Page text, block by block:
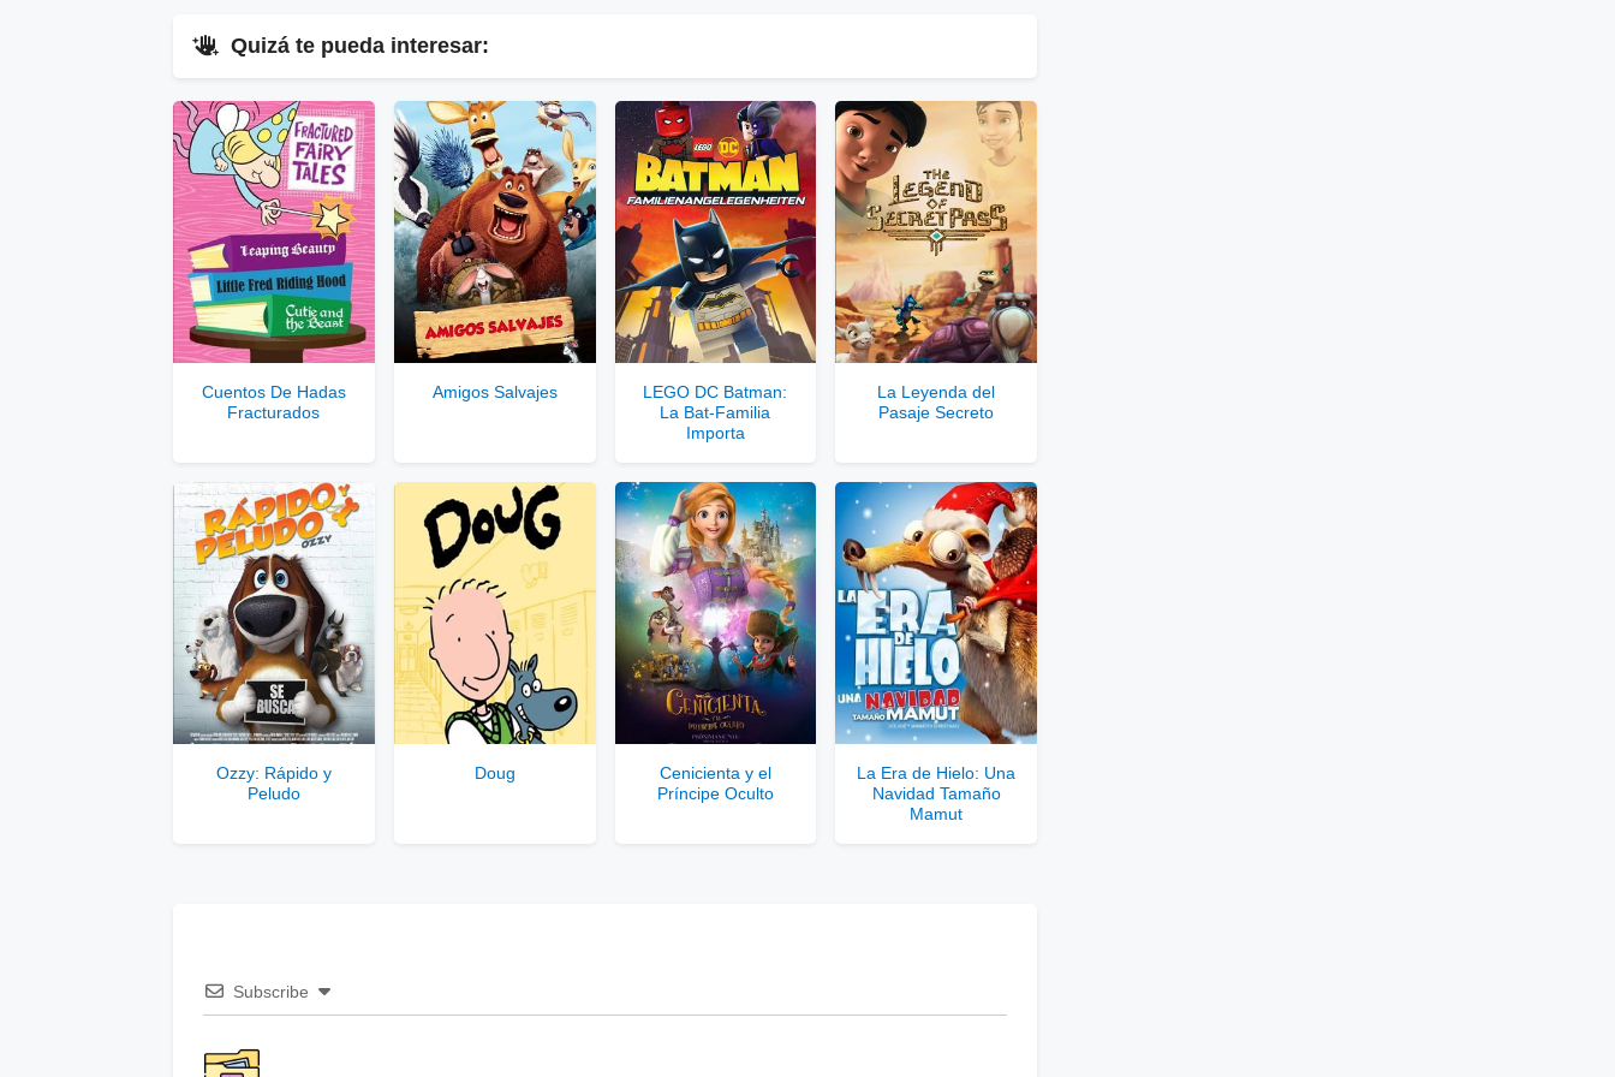
▷
Ver Enlaces Públicos
▷Enlaces Privados VIP⇓
Ver Enlaces Privados VIP
Servidores directos
Solo disponible para usuarios registrados.
Comprar Cuenta VIP Aquí!
Quizá te pueda interesar:
Cuentos De Hadas
Fracturados
Amigos Salvajes
LEGO DC Batman:
La Bat-Familia
Importa
La Leyenda del
Pasaje Secreto
Ozzy: Rápido y
Peludo
Doug
Cenicienta y el
Príncipe Oculto
La Era de Hielo: Una
Navidad Tamaño
Mamut
Subscribe